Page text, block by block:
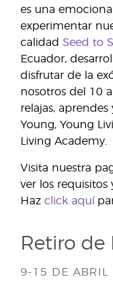
es una
experimentar
calidad Seed to
Ecuador,
disfrutar de la
nosotros del 10
relajas, aprendes
Young, Young
Living Academy.
Visita nuestra
ver los requisitos
Haz click aquí
Retiro de
9-15 DE ABRIL